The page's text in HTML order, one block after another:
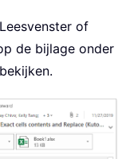
of
de bijlage onder